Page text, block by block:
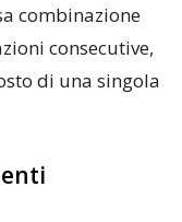
combinazione
consecutive,
di una singola